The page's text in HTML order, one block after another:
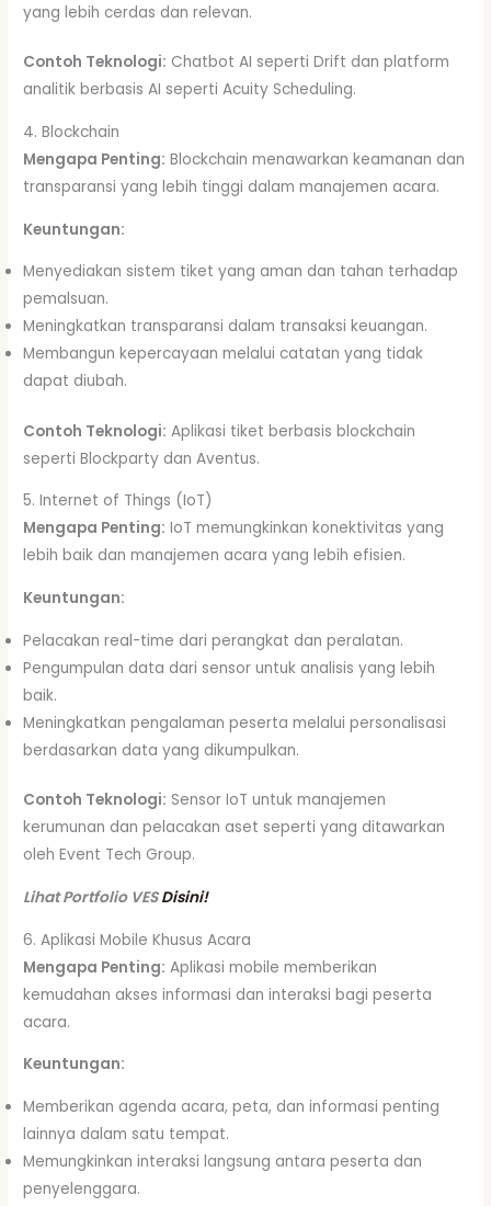
yang lebih cerdas dan relevan.
Contoh Teknologi: Chatbot AI seperti Drift dan platform
analitik berbasis AI seperti Acuity Scheduling.
4. Blockchain
Mengapa Penting: Blockchain menawarkan keamanan dan
transparansi yang lebih tinggi dalam manajemen acara.
Keuntungan:
Menyediakan sistem tiket yang aman dan tahan terhadap
pemalsuan.
Meningkatkan transparansi dalam transaksi keuangan.
Membangun kepercayaan melalui catatan yang tidak
dapat diubah.
Contoh Teknologi: Aplikasi tiket berbasis blockchain
seperti Blockparty dan Aventus.
5. Internet of Things (IoT)
Mengapa Penting: IoT memungkinkan konektivitas yang
lebih baik dan manajemen acara yang lebih efisien.
Keuntungan:
Pelacakan real-time dari perangkat dan peralatan.
Pengumpulan data dari sensor untuk analisis yang lebih
baik.
Meningkatkan pengalaman peserta melalui personalisasi
berdasarkan data yang dikumpulkan.
Contoh Teknologi: Sensor IoT untuk manajemen
kerumunan dan pelacakan aset seperti yang ditawarkan
oleh Event Tech Group.
Lihat Portfolio VESDisini!
6. Aplikasi Mobile Khusus Acara
Mengapa Penting: Aplikasi mobile memberikan
kemudahan akses informasi dan interaksi bagi peserta
acara.
Keuntungan:
Memberikan agenda acara, peta, dan informasi penting
lainnya dalam satu tempat.
Memungkinkan interaksi langsung antara peserta dan
penyelenggara.